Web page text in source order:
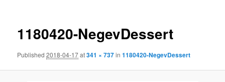
primary
content
1180420-NegevDessert
Published2018-04-17at341 × 737in1180420-NegevDessert